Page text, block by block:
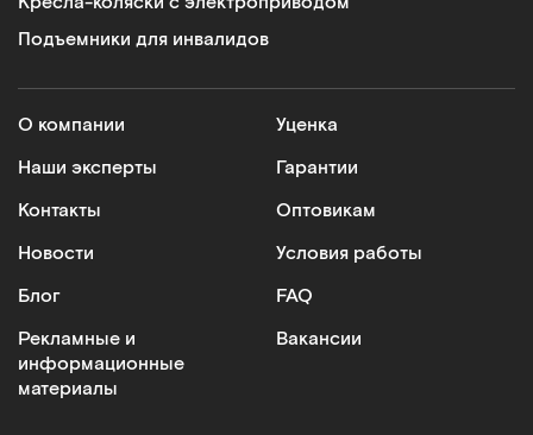
Подъемники для инвалидов
О компании
Наши эксперты
Контакты
Новости
Блог
Рекламные и
информационные
материалы
Уценка
Гарантии
Оптовикам
Условия работы
FAQ
Вакансии